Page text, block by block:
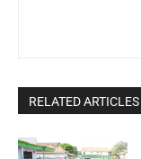
RELATED ARTICLES